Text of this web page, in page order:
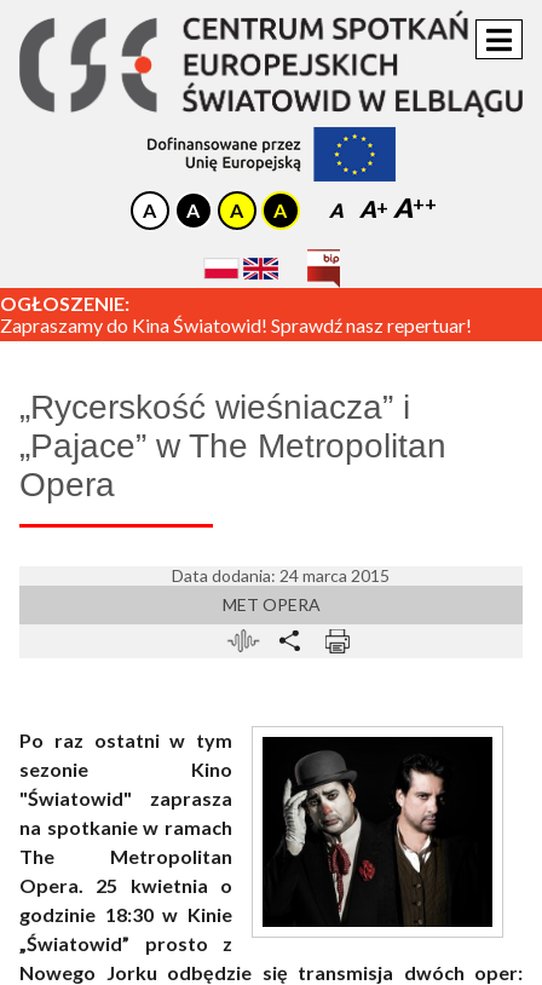
A A A
OGŁOSZENIE:
Zapraszamy do Kina Światowid! Sprawdź nasz repertuar!
„Rycerskość wieśniacza” i
„Pajace” w The Metropolitan
Opera
Data dodania: 24 marca 2015
MET OPERA
Po raz ostatni w tym
sezonie Kino
"Światowid" zaprasza
na spotkanie w ramach
The Metropolitan
Opera. 25 kwietnia o
godzinie 18:30 w Kinie
„Światowid” prosto z
Nowego Jorku odbędzie się transmisja dwóch oper: